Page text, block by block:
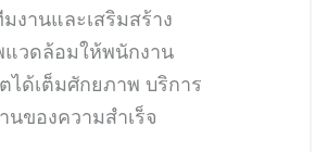
งานและเสริมสร้าง
แวดล้อมให้พนักงาน
ได้เต็มศักยภาพ บริการ
นของความสำเร็จ